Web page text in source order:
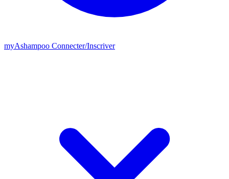
myAshampoo Connecter/Inscriver